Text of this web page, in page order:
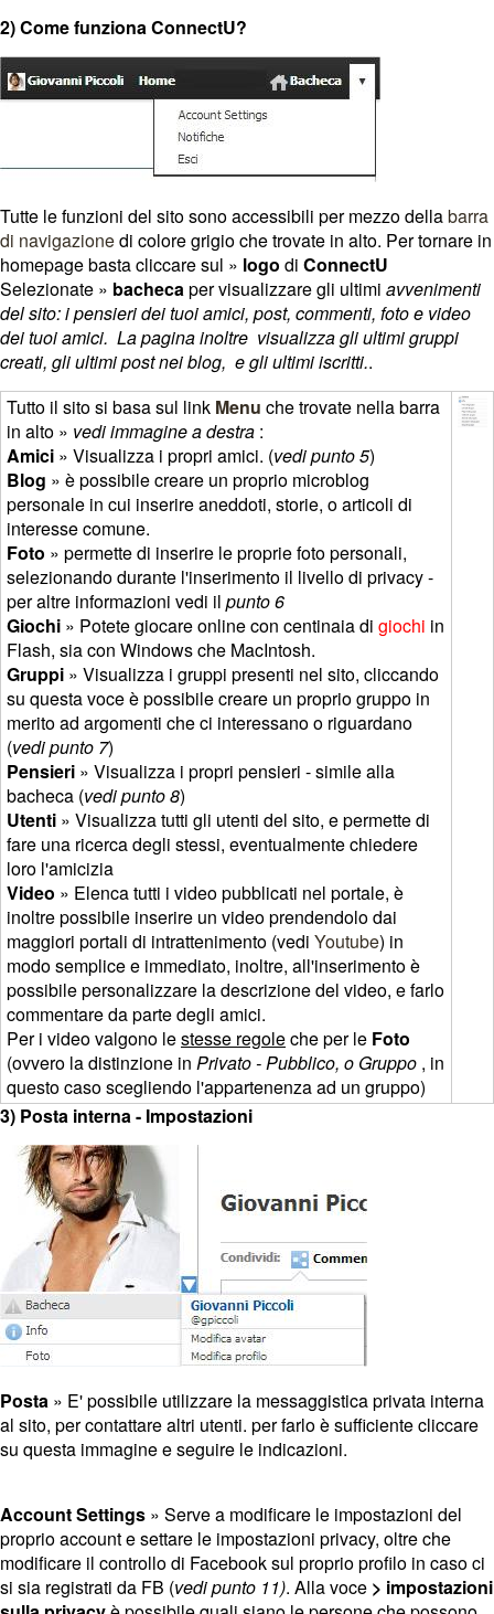
2) Come funziona ConnectU?
Tutte le funzioni del sito sono accessibili per mezzo dellabarra
di navigazionedi colore grigio che trovate in alto. Per tornare in
homepage basta cliccare sul » logo di ConnectU
Selezionate » bachecaper visualizzare gli ultimi avvenimenti
del sito: i pensieri dei tuoi amici, post, commenti, foto e video
dei tuoi amici. La pagina inoltre visualizza gli ultimi gruppi
creati, gli ultimi post nei blog, e gli ultimi iscritti..
Tutto il sito si basa sul link Menu che trovate nella barra
in alto » vedi immagine a destra :
Amici » Visualizza i propri amici. (vedi punto 5)
Blog » è possibile creare un proprio microblog
personale in cui inserire aneddoti, storie, o articoli di
interesse comune.
Foto » permette di inserire le proprie foto personali,
selezionando durante l'inserimento il livello di privacy -
per altre informazioni vedi il punto 6
Giochi » Potete giocare online con centinaia di giochi in
Flash, sia con Windows che MacIntosh.
Gruppi » Visualizza i gruppi presenti nel sito, cliccando
su questa voce è possibile creare un proprio gruppo in
merito ad argomenti che ci interessano o riguardano
(vedi punto 7)
Pensieri » Visualizza i propri pensieri - simile alla
bacheca (vedi punto 8)
Utenti » Visualizza tutti gli utenti del sito, e permette di
fare una ricerca degli stessi, eventualmente chiedere
loro l'amicizia
Video » Elenca tutti i video pubblicati nel portale, è
inoltre possibile inserire un video prendendolo dai
maggiori portali di intrattenimento (vedi Youtube) in
modo semplice e immediato, inoltre, all'inserimento è
possibile personalizzare la descrizione del video, e farlo
commentare da parte degli amici.
Per i video valgono lestesse regoleche per le Foto
(ovvero la distinzione in Privato - Pubblico, o Gruppo , in
questo caso scegliendo l'appartenenza ad un gruppo)
3) Posta interna - Impostazioni
Posta » E' possibile utilizzare la messaggistica privata interna
al sito, per contattare altri utenti. per farlo è sufficiente cliccare
su questa immagine e seguire le indicazioni.
Account Settings » Serve a modificare le impostazioni del
proprio account e settare le impostazioni privacy, oltre che
modificare il controllo di Facebook sul proprio profilo in caso ci
si sia registrati da FB (vedi punto 11). Alla voce > impostazioni